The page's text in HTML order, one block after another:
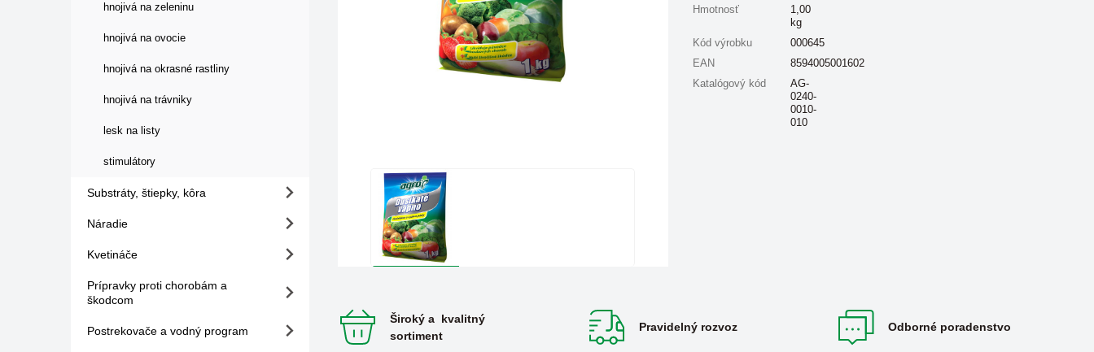
hnojivá na zeleninu
hnojivá na ovocie
hnojivá na okrasné rastliny
hnojivá na trávniky
lesk na listy
stimulátory
Substráty, štiepky, kôra
Náradie
Kvetináče
Prípravky proti chorobám a
škodcom
Postrekovače a vodný program
Hmotnosť
1,00
kg
Kód výrobku
000645
EAN
8594005001602
Katalógový kód
AG-
0240-
0010-
010
Široký a kvalitný
sortiment
Pravidelný rozvoz Odborné poradenstvo